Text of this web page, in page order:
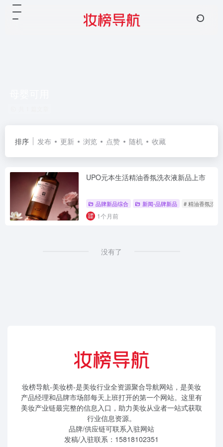
排序 发布 更新 浏览 点赞 随机 收藏
UPO元本生活精油香氛洗衣液新品上市
品牌新品综合 新闻-品牌新品 # 精油香氛洗衣
1个月前
没有了
妆榜导航-美妆榜-是美妆行业全资源聚合导航网站，是美妆
产品经理和品牌市场部每天上班打开的第一个网站。这里有
美妆产业链最完整的信息入口，助力美妆从业者一站式获取
行业信息资源。
品牌/供应链可联系入驻网站
发稿/入驻联系：15818102351